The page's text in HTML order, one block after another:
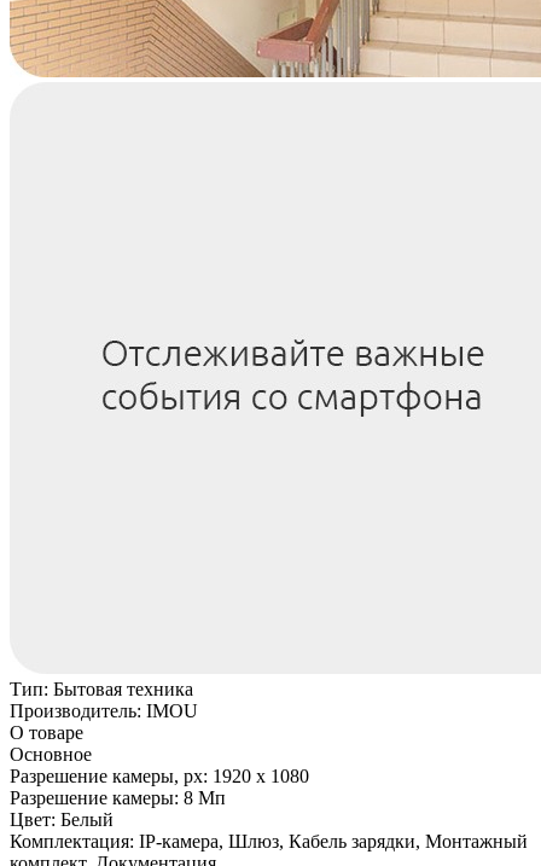
Тип: Бытовая техника
Производитель: IMOU
О товаре
Основное
Разрешение камеры, px: 1920 х 1080
Разрешение камеры: 8 Мп
Цвет: Белый
Комплектация: IP-камера, Шлюз, Кабель зарядки, Монтажный